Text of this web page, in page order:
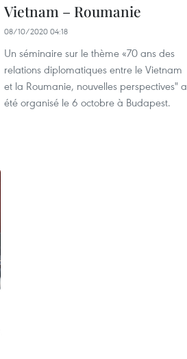
Vietnam – Roumanie
08/10/2020 04:18
Un séminaire sur le thème «70 ans des
relations diplomatiques entre le Vietnam
et la Roumanie, nouvelles perspectives" a
été organisé le 6 octobre à Budapest.